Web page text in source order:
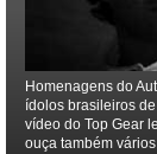
Homenagens do
ídolos brasileiros
vídeo do Top Gear
ouça também